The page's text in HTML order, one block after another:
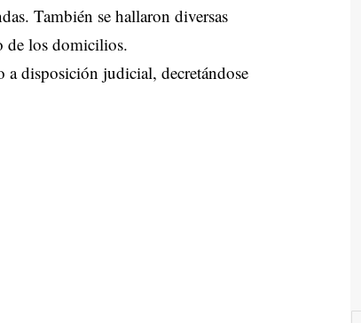
También se hallaron diversas
de los domicilios.
a disposición judicial, decretándose